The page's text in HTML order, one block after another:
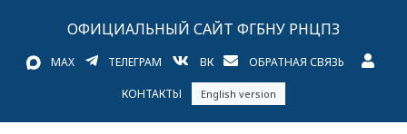
ОФИЦИАЛЬНЫЙ САЙТ ФГБНУ РНЦПЗ
MAX ТЕЛЕГРАМ ВК ОБРАТНАЯ СВЯЗЬ
КОНТАКТЫ English version